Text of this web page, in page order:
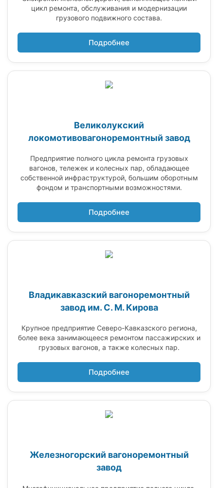
цикл ремонта, обслуживания и модернизации
грузового подвижного состава.
Подробнее
Великолукский
локомотивовагоноремонтный завод
Предприятие полного цикла ремонта грузовых
вагонов, тележек и колесных пар, обладающее
собственной инфраструктурой, большим оборотным
фондом и транспортными возможностями.
Подробнее
Владикавказский вагоноремонтный
завод им. С. М. Кирова
Крупное предприятие Северо-Кавказского региона,
более века занимающееся ремонтом пассажирских и
грузовых вагонов, а также колесных пар.
Подробнее
Железногорский вагоноремонтный
завод